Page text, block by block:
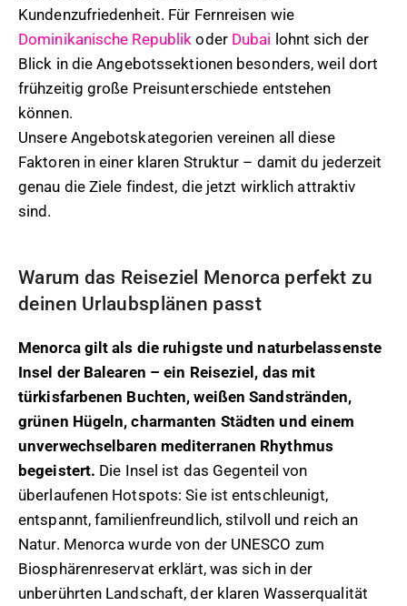
Kundenzufriedenheit. Für Fernreisen wie
Dominikanische Republik oder Dubai lohnt sich der
Blick in die Angebotssektionen besonders, weil dort
frühzeitig große Preisunterschiede entstehen
können.
Unsere Angebotskategorien vereinen all diese
Faktoren in einer klaren Struktur – damit du jederzeit
genau die Ziele findest, die jetzt wirklich attraktiv
sind.
Warum das Reiseziel Menorca perfekt zu
deinen Urlaubsplänen passt
Menorca gilt als die ruhigste und naturbelassenste
Insel der Balearen – ein Reiseziel, das mit
türkisfarbenen Buchten, weißen Sandstränden,
grünen Hügeln, charmanten Städten und einem
unverwechselbaren mediterranen Rhythmus
begeistert. Die Insel ist das Gegenteil von
überlaufenen Hotspots: Sie ist entschleunigt,
entspannt, familienfreundlich, stilvoll und reich an
Natur. Menorca wurde von der UNESCO zum
Biosphärenreservat erklärt, was sich in der
unberührten Landschaft, der klaren Wasserqualität